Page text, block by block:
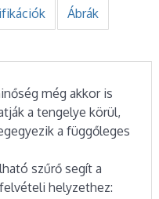
Ábrák
még akkor is
a tengelye körül,
a függőleges
szűrő segít a
helyzethez: